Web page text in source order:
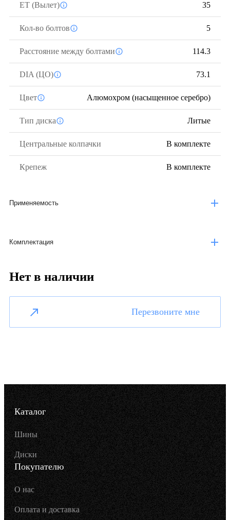
ЕТ (Вылет) 35
Кол-во болтов 5
Расстояние между болтами 114.3
DIA (ЦО) 73.1
Цвет Алюмохром (насыщенное серебро)
Тип диска Литые
Центральные колпачки В комплекте
Крепеж В комплекте
Применяемость
Комплектация
Нет в наличии
Перезвоните мне
Каталог
Шины
Диски
Покупателю
О нас
Оплата и доставка